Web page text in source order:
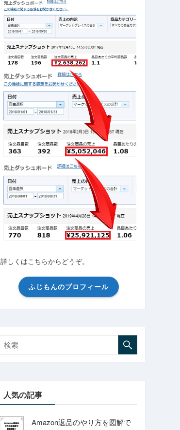
詳しくはこちらからどうぞ。
ふじもんのプロフィール
人気の記事
Amazon返品のやり方を図解で